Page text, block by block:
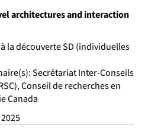
architectures and interaction
la découverte SD (individuelles
Secrétariat Inter-Conseils
Conseil de recherches en
Canada